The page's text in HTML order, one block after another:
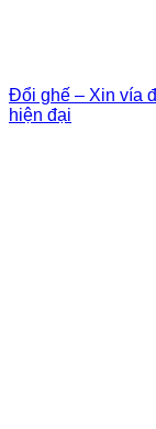
Đổi ghế – Xin vía
hiện đại